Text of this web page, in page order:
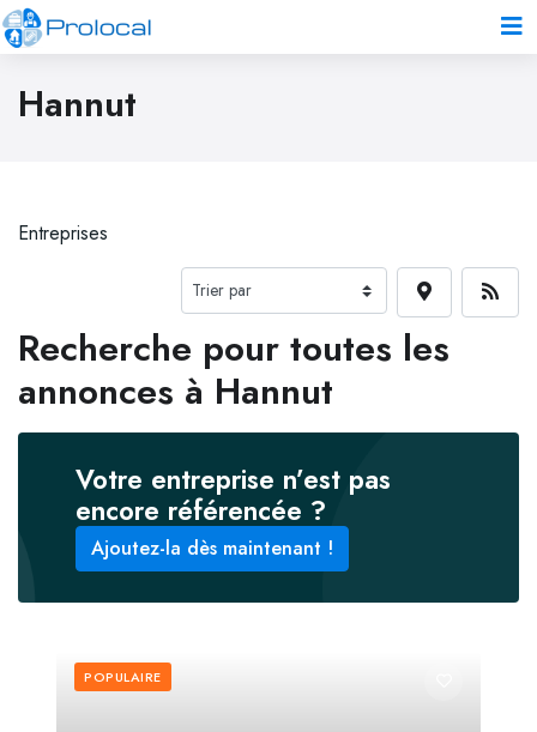
Hannut
Entreprises
Recherche pour toutes les
annonces à Hannut
Votre entreprise n’est pas
encore référencée ?
Ajoutez-la dès maintenant !
POPULAIRE